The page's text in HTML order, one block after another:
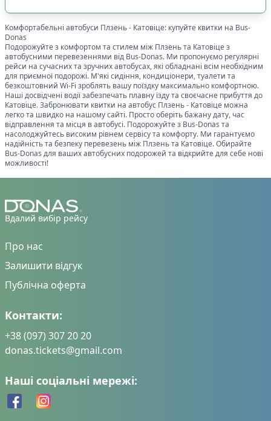
Комфортабельні автобуси Плзень- Катовіце: купуйте квитки на Bus-
Donas
Подорожуйте з комфортом та стилем між Плзеньта Катовіцез
автобусними перевезеннями від Bus-Donas. Ми пропонуємо регулярні
рейси на сучасних та зручних автобусах, які обладнані всім необхідним
для приємної подорожі. М'які сидіння, кондиціонери, туалети та
безкоштовний Wi-Fi зроблять вашу поїздку максимально комфортною.
Наші досвідчені водії забезпечать плавну їзду та своєчасне прибуття до
Катовіце. Забронювати квитки на автобус Плзень- Катовіце можна
легко та швидко на нашому сайті. Просто оберіть бажану дату, час
відправлення та місця в автобусі. Подорожуйте з Bus-Donas та
насолоджуйтесь високим рівнем сервісу та комфорту. Ми гарантуємо
надійність та безпеку перевезень між Плзеньта Катовіце. Обирайте
Bus-Donas для ваших автобусних подорожей та відкрийте для себе нові
можливості!
Вдалий вибір рейсу
Про нас
Залишити відгук
Публічна оферта
Контакти:
+38 (097) 307 20 20
donas.tickets@gmail.com
Наші соціальні мережі: